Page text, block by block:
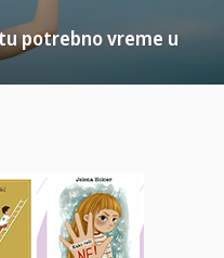
potrebno vreme u